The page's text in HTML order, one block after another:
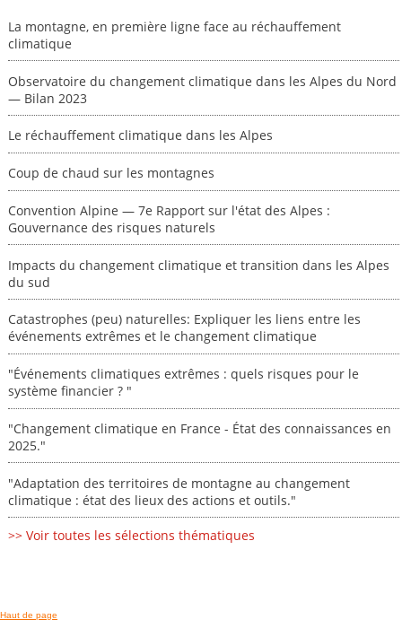
La montagne, en première ligne face au réchauffement
climatique
Observatoire du changement climatique dans les Alpes du Nord
— Bilan 2023
Le réchauffement climatique dans les Alpes
Coup de chaud sur les montagnes
Convention Alpine — 7e Rapport sur l'état des Alpes :
Gouvernance des risques naturels
Impacts du changement climatique et transition dans les Alpes
du sud
Catastrophes (peu) naturelles: Expliquer les liens entre les
événements extrêmes et le changement climatique
"Événements climatiques extrêmes : quels risques pour le
système financier ? "
"Changement climatique en France - État des connaissances en
2025."
"Adaptation des territoires de montagne au changement
climatique : état des lieux des actions et outils."
>> Voir toutes les sélections thématiques
Haut de page